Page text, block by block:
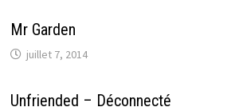
Mr Garden
juillet 7, 2014
Unfriended – Déconnecté